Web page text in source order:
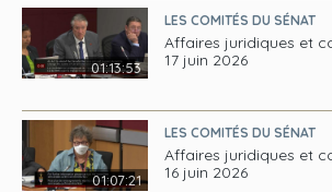
01:13:53
LES COMITÉS DU SÉNAT
Affaires juridiques et
17 juin 2026
01:07:21
LES COMITÉS DU SÉNAT
Affaires juridiques et
16 juin 2026